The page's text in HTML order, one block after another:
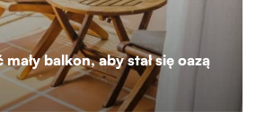
balkon, aby stał się oazą